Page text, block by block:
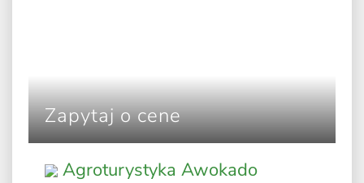
Zapytaj o cene
Agroturystyka Awokado